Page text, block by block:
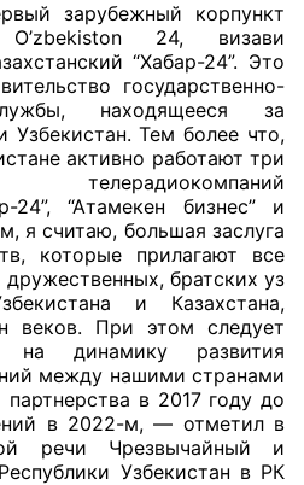
зарубежный корпункт
O’zbekiston 24, визави
“Хабар-24”. Это
государственно-
находящееся за
Узбекистан. Тем более что,
активно работают три
телерадиокомпаний
24”, “Атамекен бизнес” и
я считаю, большая заслуга
которые прилагают все
братских уз
и Казахстана,
веков. При этом следует
на динамику развития
между нашими странами
в 2017 году до
в 2022-м, — отметил в
речи Чрезвычайный и
Узбекистан в РК